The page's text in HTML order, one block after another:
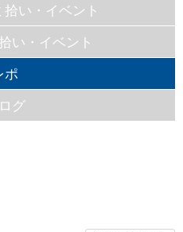
い・イベント
い・イベント
ポ
グ